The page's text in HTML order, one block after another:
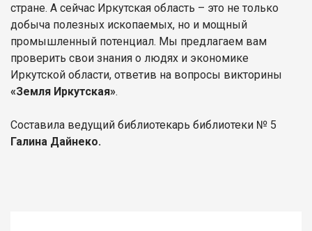
стране. А сейчас Иркутская область – это не только
добыча полезных ископаемых, но и мощный
промышленный потенциал. Мы предлагаем вам
проверить свои знания о людях и экономике
Иркутской области, ответив на вопросы викторины
«Земля Иркутская».
Составила ведущий библиотекарь библиотеки № 5
Галина Дайнеко.